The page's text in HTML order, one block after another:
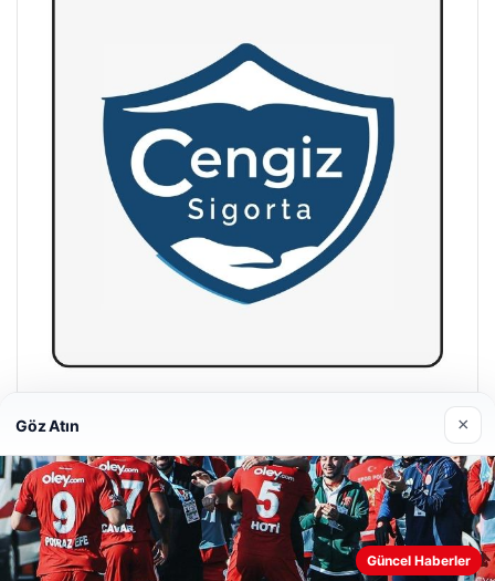
Hastaş Beton
Web sitemizi nasıl kullandığınızı daha iyi anlayabilmek,
deneyiminizi kişiselleştirmek ve geliştirmek amacıyla çerezler
Göz Atın ×
Güncel Haberler